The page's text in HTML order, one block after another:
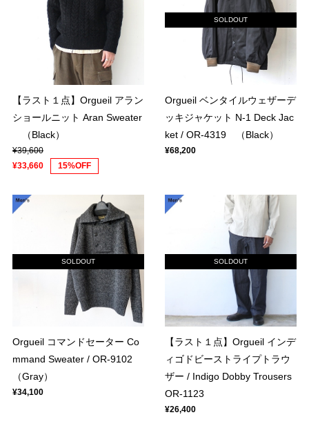
【ラスト１点】Orgueil アラン
ショールニット Aran Sweater
（Black）
¥39,600
¥33,660
15%OFF
SOLDOUT
Orgueil ベンタイルウェザーデ
ッキジャケット N-1 Deck Jac
ket / OR-4319 （Black）
¥68,200
SOLDOUT
Orgueil コマンドセーター Co
mmand Sweater / OR-9102
（Gray）
¥34,100
SOLDOUT
【ラスト１点】Orgueil インデ
ィゴドビーストライプトラウ
ザー / Indigo Dobby Trousers
OR-1123
¥26,400